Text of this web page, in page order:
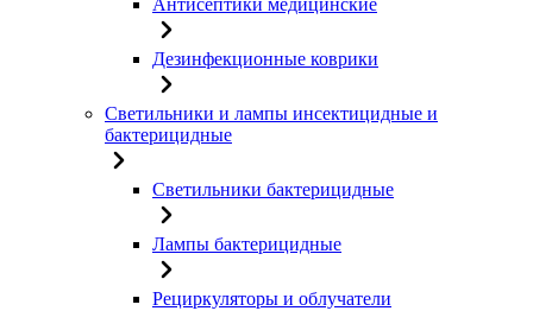
Антисептики медицинские
Дезинфекционные коврики
Светильники и лампы инсектицидные и
бактерицидные
Светильники бактерицидные
Лампы бактерицидные
Рециркуляторы и облучатели